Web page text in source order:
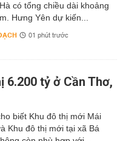
có tổng chiều dài khoảng
Hưng Yên dự kiến...
01 phút trước
6.200 tỷ ở Cần Thơ,
biết Khu đô thị mới Mái
Khu đô thị mới tại xã Bá